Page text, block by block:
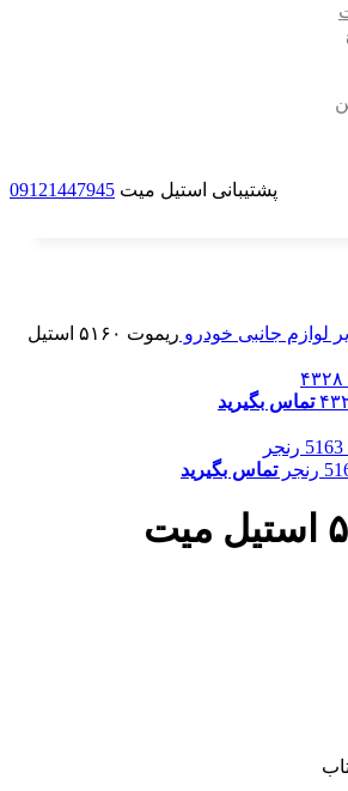
پشتیبانی استیل میت 09121447945
لوازم جانبی خودرو
ریموت ۵۱۶۰ استیل‌
تماس بگیرید
تماس بگیرید